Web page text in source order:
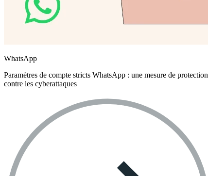
WhatsApp
Paramètres de compte stricts WhatsApp : une mesure de protection
contre les cyberattaques